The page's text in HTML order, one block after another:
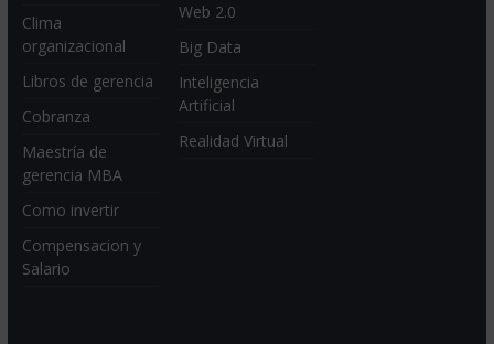
Clima
organizacional
Libros de gerencia
Cobranza
Maestría de
gerencia MBA
Como invertir
Compensacion y
Salario
Web 2.0
Big Data
Inteligencia
Artificial
Realidad Virtual